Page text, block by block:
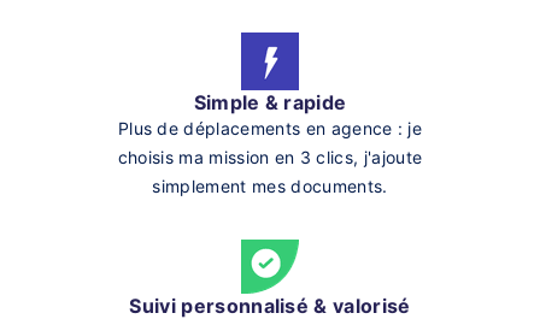
Simple & rapide
Plus de déplacements en agence : je
choisis ma mission en 3 clics, j'ajoute
simplement mes documents.
Suivi personnalisé & valorisé